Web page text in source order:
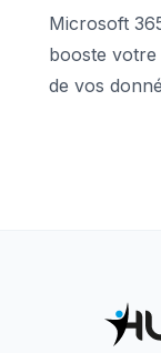
Microsoft
booste
de vos